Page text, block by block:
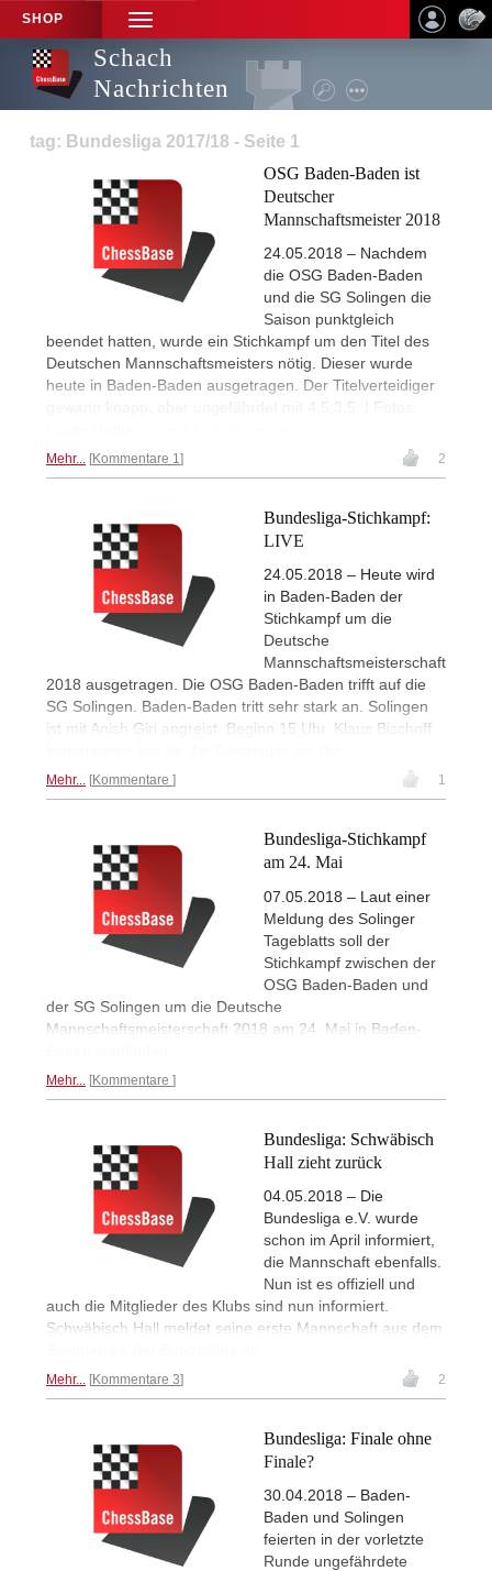
SHOP
TOGGLE
NAVIGATION
Schach
Nachrichten
tag: Bundesliga 2017/18 - Seite 1
OSG Baden-Baden ist
Deutscher
Mannschaftsmeister 2018
24.05.2018 – Nachdem
die OSG Baden-Baden
und die SG Solingen die
Saison punktgleich
beendet hatten, wurde ein Stichkampf um den Titel des
Deutschen Mannschaftsmeisters nötig. Dieser wurde
heute in Baden-Baden ausgetragen. Der Titelverteidiger
gewann knapp, aber ungefährdet mit 4,5:3,5. | Fotos:
Mehr... Kommentare 1 2
Bundesliga-Stichkampf:
LIVE
24.05.2018 – Heute wird
in Baden-Baden der
Stichkampf um die
Deutsche
Mannschaftsmeisterschaft
2018 ausgetragen. Die OSG Baden-Baden trifft auf die
SG Solingen. Baden-Baden tritt sehr stark an. Solingen
ist mit Anish Giri angreist. Beginn 15 Uhr. Klaus Bischoff
Mehr... Kommentare 1
Bundesliga-Stichkampf
am 24. Mai
07.05.2018 – Laut einer
Meldung des Solinger
Tageblatts soll der
Stichkampf zwischen der
OSG Baden-Baden und
der SG Solingen um die Deutsche
Mannschaftsmeisterschaft 2018 am 24. Mai in Baden-
Mehr... Kommentare
Bundesliga: Schwäbisch
Hall zieht zurück
04.05.2018 – Die
Bundesliga e.V. wurde
schon im April informiert,
die Mannschaft ebenfalls.
Nun ist es offiziell und
auch die Mitglieder des Klubs sind nun informiert.
Schwäbisch Hall meldet seine erste Mannschaft aus dem
Mehr... Kommentare 3 2
Bundesliga: Finale ohne
Finale?
30.04.2018 – Baden-
Baden und Solingen
feierten in der vorletzte
Runde ungefährdete